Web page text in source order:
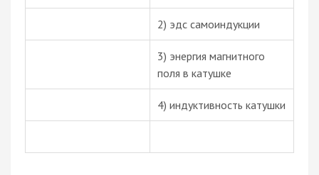
2) эдс самоиндукции
3) энергия магнитного
поля в катушке
4) индуктивность катушки